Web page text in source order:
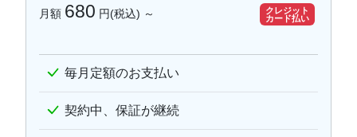
月額 680 円(税込) ～
クレジット
カード払い
毎月定額のお支払い
契約中、保証が継続